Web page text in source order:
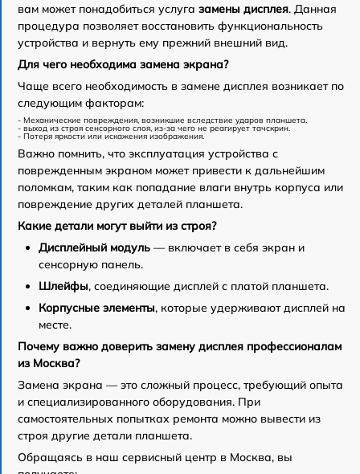
вам может понадобиться услуга замены дисплея. Данная
процедура позволяет восстановить функциональность
устройства и вернуть ему прежний внешний вид.
Для чего необходима замена экрана?
Чаще всего необходимость в замене дисплея возникает по
следующим факторам:
- Механические повреждения, возникшие вследствие ударов планшета.
- выход из строя сенсорного слоя, из-за чего не реагирует тачскрин.
- Потеря яркости или искажения изображения.
Важно помнить, что эксплуатация устройства с
поврежденным экраном может привести к дальнейшим
поломкам, таким как попадание влаги внутрь корпуса или
повреждение других деталей планшета.
Какие детали могут выйти из строя?
Дисплейный модуль — включает в себя экран и
сенсорную панель.
Шлейфы, соединяющие дисплей с платой планшета.
Корпусные элементы, которые удерживают дисплей на
месте.
Почему важно доверить замену дисплея профессионалам
из Москва?
Замена экрана — это сложный процесс, требующий опыта
и специализированного оборудования. При
самостоятельных попытках ремонта можно вывести из
строя другие детали планшета.
Обращаясь в наш сервисный центр в Москва, вы